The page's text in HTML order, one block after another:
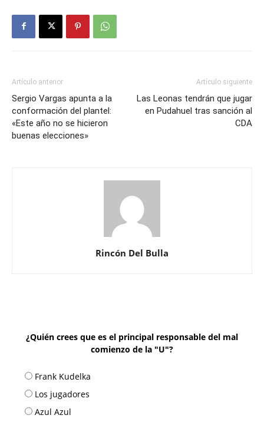
Artículo anterior
Sergio Vargas apunta a la
conformación del plantel:
«Este año no se hicieron
buenas elecciones»
Artículo siguiente
Las Leonas tendrán que jugar
en Pudahuel tras sanción al
CDA
Rincón Del Bulla
¿Quién crees que es el principal responsable del mal
comienzo de la "U"?
Frank Kudelka
Los jugadores
Azul Azul